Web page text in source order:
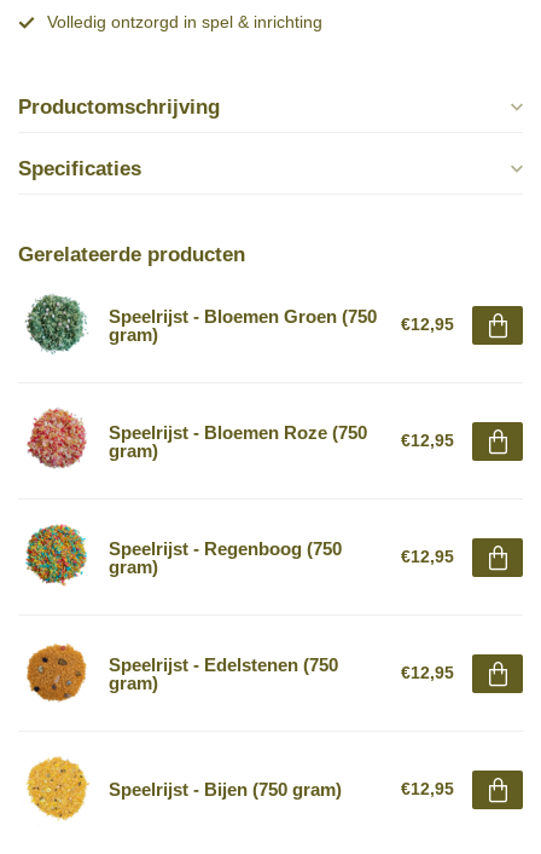
Volledig ontzorgd in spel & inrichting
Productomschrijving
Specificaties
Gerelateerde producten
Speelrijst - Bloemen Groen (750
gram)
€12,95
Speelrijst - Bloemen Roze (750
gram)
€12,95
Speelrijst - Regenboog (750
gram)
€12,95
Speelrijst - Edelstenen (750
gram)
€12,95
Speelrijst - Bijen (750 gram) €12,95